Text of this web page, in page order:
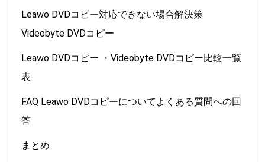
Leawo DVDコピー対応できない場合解決策
Videobyte DVDコピー
Leawo DVDコピー ・Videobyte DVDコピー比較一覧
表
FAQ Leawo DVDコピーについてよくある質問への回
答
まとめ